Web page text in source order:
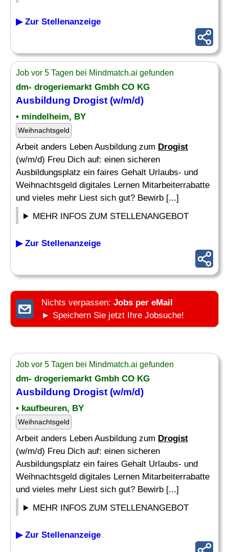
▶ Zur Stellenanzeige
Job vor 5 Tagen bei Mindmatch.ai gefunden
dm- drogeriemarkt Gmbh CO KG
Ausbildung Drogist (w/m/d)
• mindelheim, BY
Weihnachtsgeld
Arbeit anders Leben Ausbildung zum Drogist
(w/m/d) Freu Dich auf: einen sicheren
Ausbildungsplatz ein faires Gehalt Urlaubs- und
Weihnachtsgeld digitales Lernen Mitarbeiterrabatte
und vieles mehr Liest sich gut? Bewirb [...]
MEHR INFOS ZUM STELLENANGEBOT
▶ Zur Stellenanzeige
Nichts verpassen: Jobs per eMail
► Speichern Sie jetzt Ihre Jobsuche!
Job vor 5 Tagen bei Mindmatch.ai gefunden
dm- drogeriemarkt Gmbh CO KG
Ausbildung Drogist (w/m/d)
• kaufbeuren, BY
Weihnachtsgeld
Arbeit anders Leben Ausbildung zum Drogist
(w/m/d) Freu Dich auf: einen sicheren
Ausbildungsplatz ein faires Gehalt Urlaubs- und
Weihnachtsgeld digitales Lernen Mitarbeiterrabatte
und vieles mehr Liest sich gut? Bewirb [...]
MEHR INFOS ZUM STELLENANGEBOT
▶ Zur Stellenanzeige